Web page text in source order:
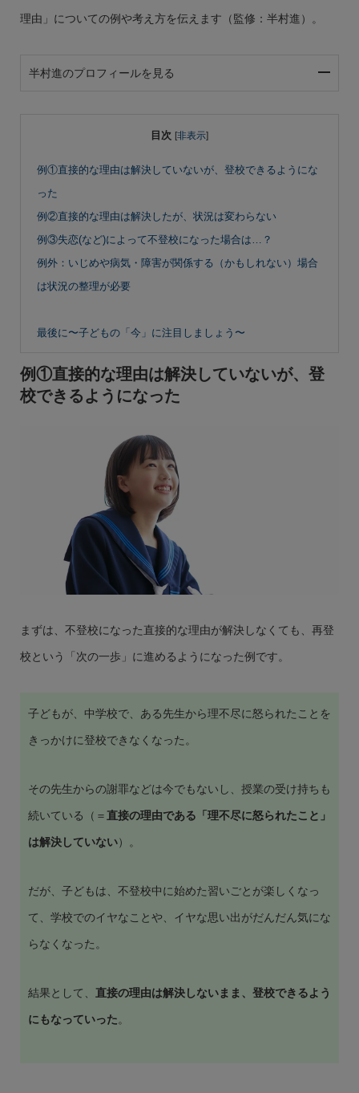
理由」についての例や考え方を伝えます（監修：半村進）。
半村進のプロフィールを見る
目次 [非表示]
例①直接的な理由は解決していないが、登校できるようにな
った
例②直接的な理由は解決したが、状況は変わらない
例③失恋(など)によって不登校になった場合は…？
例外：いじめや病気・障害が関係する（かもしれない）場合
は状況の整理が必要
最後に〜子どもの「今」に注目しましょう〜
例①直接的な理由は解決していないが、登
校できるようになった
まずは、不登校になった直接的な理由が解決しなくても、再登
校という「次の一歩」に進めるようになった例です。
子どもが、中学校で、ある先生から理不尽に怒られたことを
きっかけに登校できなくなった。
その先生からの謝罪などは今でもないし、授業の受け持ちも
続いている（＝直接の理由である「理不尽に怒られたこと」
は解決していない）。
だが、子どもは、不登校中に始めた習いごとが楽しくなっ
て、学校でのイヤなことや、イヤな思い出がだんだん気にな
らなくなった。
結果として、 直接の理由は解決しないまま、登校できるよう
にもなっていった。